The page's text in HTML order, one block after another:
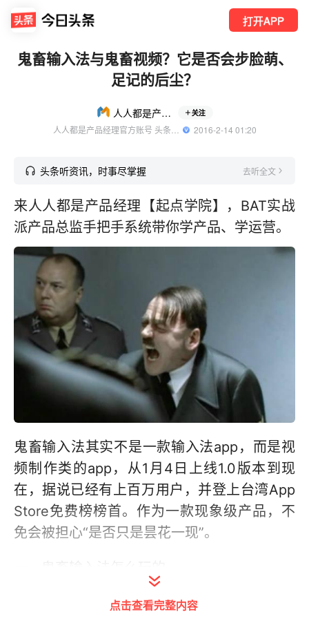
打开APP
鬼畜输入法与鬼畜视频？它是否会步脸萌、
足记的后尘？
人人都是产品经理 关注
  2016-2-14 01:20
头条听资讯，时事尽掌握 去听全文
来人人都是产品经理【起点学院】，BAT实战
派产品总监手把手系统带你学产品、学运营。
鬼畜输入法其实不是一款输入法app，而是视
频制作类的app，从1月4日上线1.0版本到现
在，据说已经有上百万用户，并登上台湾App
Store免费榜榜首。作为一款现象级产品，不
免会被担心“是否只是昙花一现”。
鬼畜输入法主打的口号是“有些话，不必自己
点击查看完整内容